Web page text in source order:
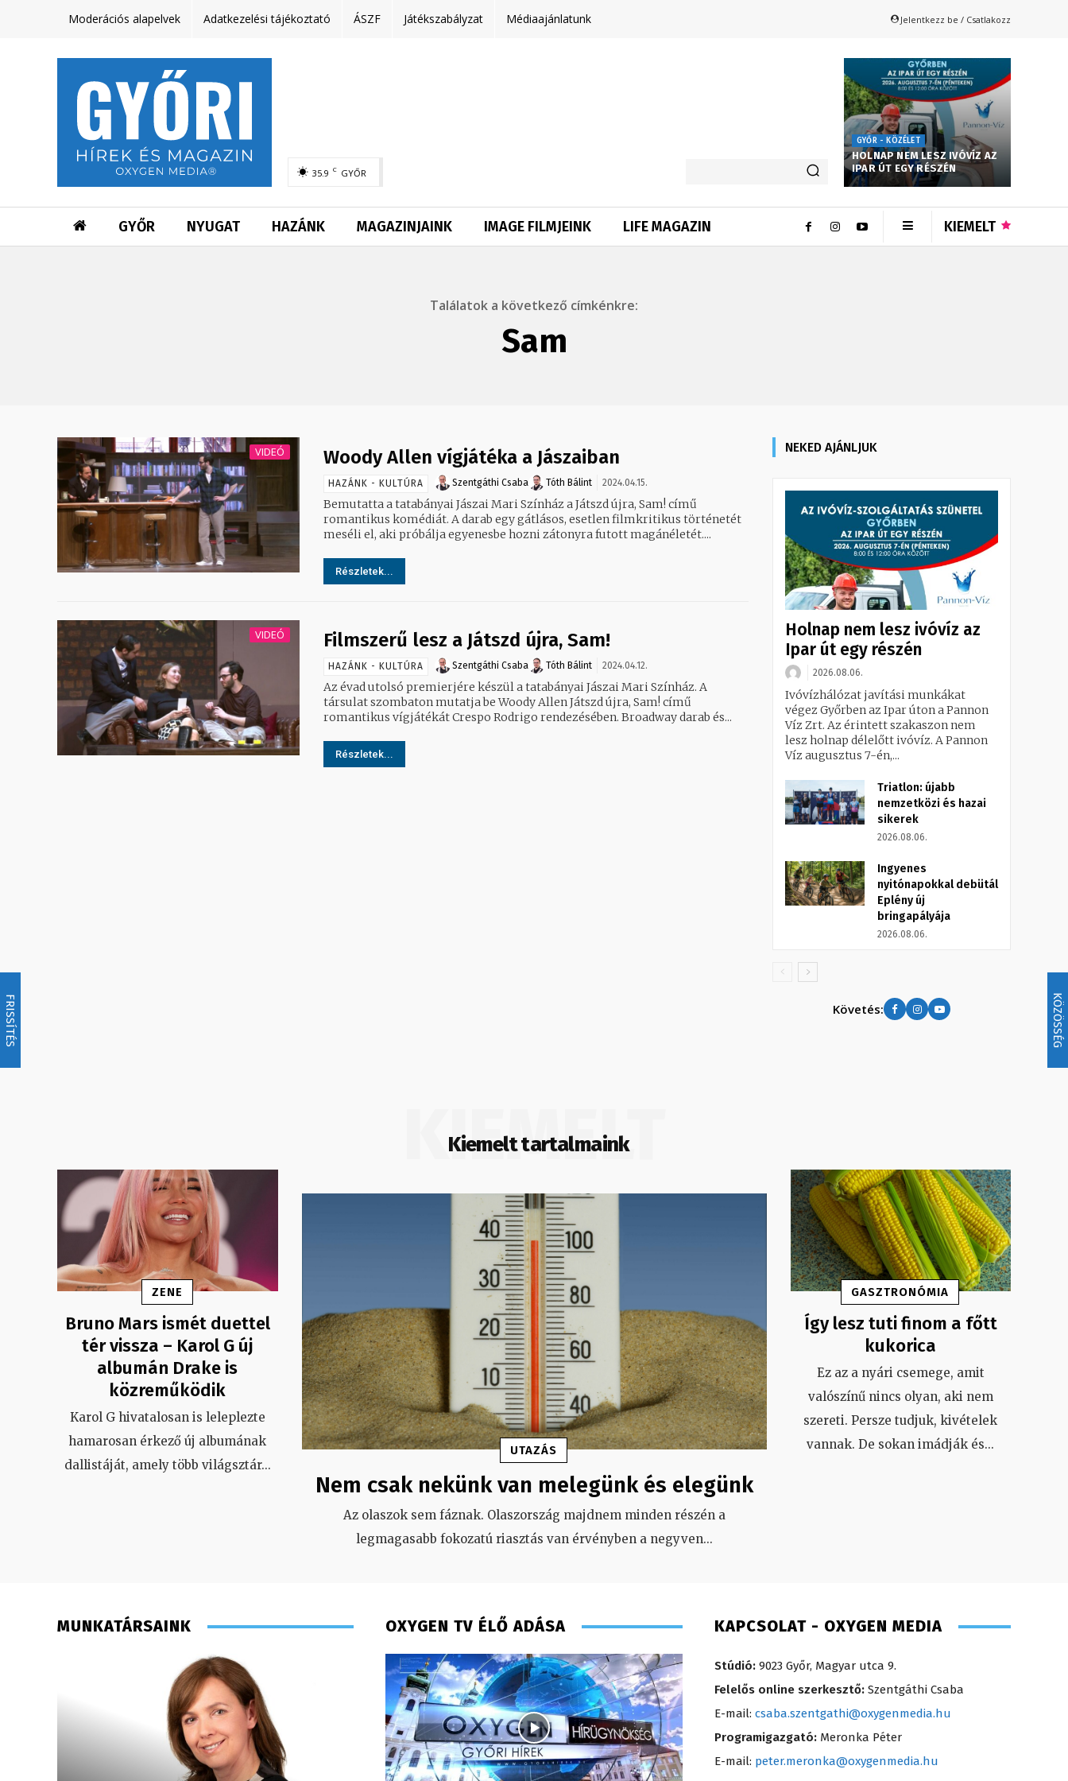
FRISSÍTÉS KÖZÖSSÉG
Moderációs alapelvek Adatkezelési tájékoztató ÁSZF Játékszabályzat Médiaajánlatunk Jelentkezz be / Csatlakozz
35.9 C GYŐR
GYŐR - KÖZÉLET
HOLNAP NEM LESZ IVÓVÍZ AZ
IPAR ÚT EGY RÉSZÉN
GYŐR NYUGAT HAZÁNK MAGAZINJAINK IMAGE FILMJEINK LIFE MAGAZIN KIEMELT
Találatok a következő címkénkre:
Sam
VIDEÓ Woody Allen vígjátéka a Jászaiban
HAZÁNK - KULTÚRA Szentgáthi Csaba Tóth Bálint 2024.04.15.
Bemutatta a tatabányai Jászai Mari Színház a Játszd újra, Sam! című
romantikus komédiát. A darab egy gátlásos, esetlen filmkritikus történetét
meséli el, aki próbálja egyenesbe hozni zátonyra futott magánéletét....
Részletek...
VIDEÓ Filmszerű lesz a Játszd újra, Sam!
HAZÁNK - KULTÚRA Szentgáthi Csaba Tóth Bálint 2024.04.12.
Az évad utolsó premierjére készül a tatabányai Jászai Mari Színház. A
társulat szombaton mutatja be Woody Allen Játszd újra, Sam! című
romantikus vígjátékát Crespo Rodrigo rendezésében. Broadway darab és...
Részletek...
NEKED AJÁNLJUK
Holnap nem lesz ivóvíz az
Ipar út egy részén
2026.08.06.
Ivóvízhálózat javítási munkákat
végez Győrben az Ipar úton a Pannon
Víz Zrt. Az érintett szakaszon nem
lesz holnap délelőtt ivóvíz. A Pannon
Víz augusztus 7-én,...
Triatlon: újabb
nemzetközi és hazai
sikerek
2026.08.06.
Ingyenes
nyitónapokkal debütál
Eplény új
bringapályája
2026.08.06.
Követés:
Kiemelt tartalmaink
KIEMELT
ZENE
Bruno Mars ismét duettel
tér vissza – Karol G új
albumán Drake is
közreműködik
Karol G hivatalosan is leleplezte
hamarosan érkező új albumának
dallistáját, amely több világsztár...
UTAZÁS
Nem csak nekünk van melegünk és elegünk
Az olaszok sem fáznak. Olaszország majdnem minden részén a
legmagasabb fokozatú riasztás van érvényben a negyven...
GASZTRONÓMIA
Így lesz tuti finom a főtt
kukorica
Ez az a nyári csemege, amit
valószínű nincs olyan, aki nem
szereti. Persze tudjuk, kivételek
vannak. De sokan imádják és...
MUNKATÁRSAINK OXYGEN TV ÉLŐ ADÁSA KAPCSOLAT - OXYGEN MEDIA
Stúdió: 9023 Győr, Magyar utca 9.
Felelős online szerkesztő: Szentgáthi Csaba
E-mail: csaba.szentgathi@oxygenmedia.hu
Programigazgató: Meronka Péter
E-mail: peter.meronka@oxygenmedia.hu